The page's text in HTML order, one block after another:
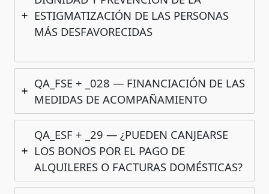
ESTIGMATIZACIÓN DE LAS PERSONAS
MÁS DESFAVORECIDAS
QA_FSE + _028 — FINANCIACIÓN DE LAS
MEDIDAS DE ACOMPAÑAMIENTO
QA_ESF + _29 — ¿PUEDEN CANJEARSE
LOS BONOS POR EL PAGO DE
ALQUILERES O FACTURAS DOMÉSTICAS?